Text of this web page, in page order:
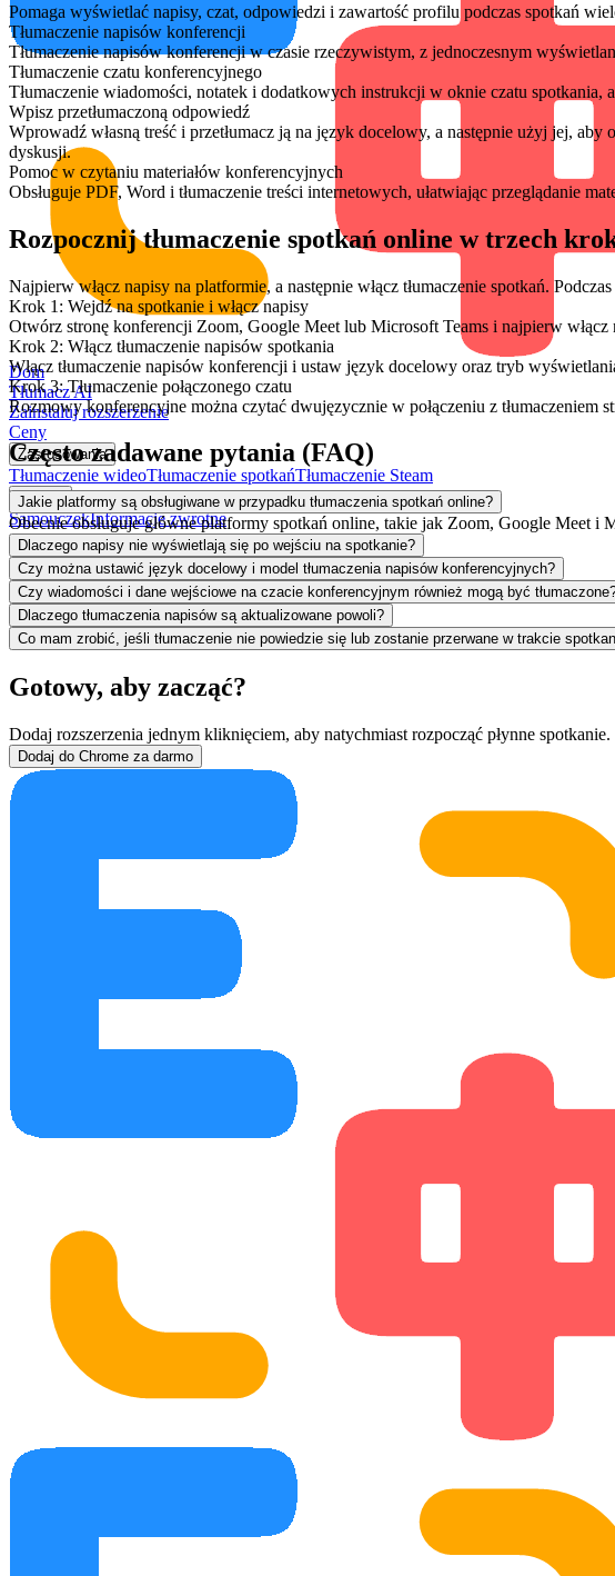
Dom
Tłumacz AI
Zainstaluj rozszerzenie
Ceny
Zastosowania
Tłumaczenie wideoTłumaczenie spotkańTłumaczenie Steam
Pomoc
SamouczekInformacje zwrotne
Pomaga wyświetlać napisy, czat, odpowiedzi i zawartość profilu podczas spotkań
Tłumaczenie napisów konferencji
Tłumaczenie napisów konferencji w czasie rzeczywistym, z jednoczesnym
Tłumaczenie czatu konferencyjnego
Tłumaczenie wiadomości, notatek i dodatkowych instrukcji w oknie czatu
Wpisz przetłumaczoną odpowiedź
Wprowadź własną treść i przetłumacz ją na język docelowy, a następnie użyj jej,
dyskusji.
Pomoc w czytaniu materiałów konferencyjnych
Obsługuje PDF, Word i tłumaczenie treści internetowych, ułatwiając przeglądanie
Rozpocznij tłumaczenie spotkań online w trzech
Najpierw włącz napisy na platformie, a następnie włącz tłumaczenie spotkań.
Krok 1: Wejdź na spotkanie i włącz napisy
Otwórz stronę konferencji Zoom, Google Meet lub Microsoft Teams i najpierw
Krok 2: Włącz tłumaczenie napisów spotkania
Włącz tłumaczenie napisów konferencji i ustaw język docelowy oraz tryb
Krok 3: Tłumaczenie połączonego czatu
Rozmowy konferencyjne można czytać dwujęzycznie w połączeniu z
Często zadawane pytania (FAQ)
Jakie platformy są obsługiwane w przypadku tłumaczenia spotkań online?
Obecnie obsługuje główne platformy spotkań online, takie jak Zoom, Google Meet i
Dlaczego napisy nie wyświetlają się po wejściu na spotkanie?
Czy można ustawić język docelowy i model tłumaczenia napisów konferencyjnych?
Czy wiadomości i dane wejściowe na czacie konferencyjnym również mogą być
Dlaczego tłumaczenia napisów są aktualizowane powoli?
Co mam zrobić, jeśli tłumaczenie nie powiedzie się lub zostanie przerwane w trakcie
Gotowy, aby zacząć?
Dodaj rozszerzenia jednym kliknięciem, aby natychmiast rozpocząć płynne spotkanie.
Dodaj do Chrome za darmo